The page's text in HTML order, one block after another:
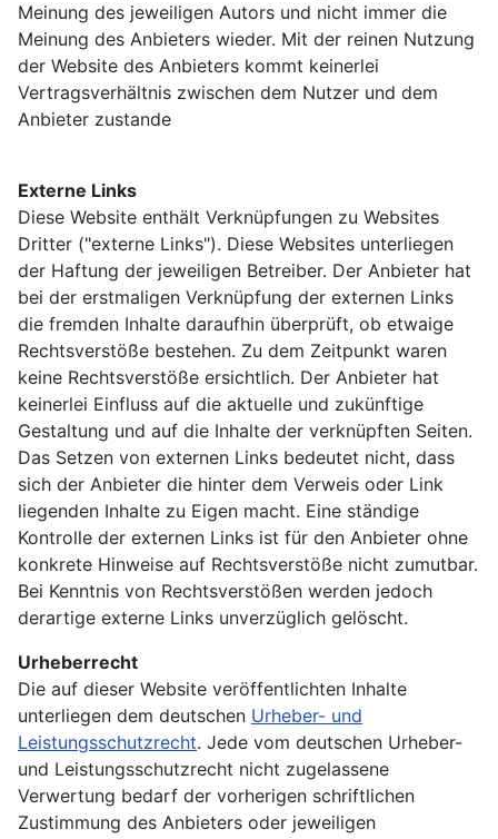
Meinung des jeweiligen Autors und nicht immer die
Meinung des Anbieters wieder. Mit der reinen Nutzung
der Website des Anbieters kommt keinerlei
Vertragsverhältnis zwischen dem Nutzer und dem
Anbieter zustande
Externe Links
Diese Website enthält Verknüpfungen zu Websites
Dritter ("externe Links"). Diese Websites unterliegen
der Haftung der jeweiligen Betreiber. Der Anbieter hat
bei der erstmaligen Verknüpfung der externen Links
die fremden Inhalte daraufhin überprüft, ob etwaige
Rechtsverstöße bestehen. Zu dem Zeitpunkt waren
keine Rechtsverstöße ersichtlich. Der Anbieter hat
keinerlei Einfluss auf die aktuelle und zukünftige
Gestaltung und auf die Inhalte der verknüpften Seiten.
Das Setzen von externen Links bedeutet nicht, dass
sich der Anbieter die hinter dem Verweis oder Link
liegenden Inhalte zu Eigen macht. Eine ständige
Kontrolle der externen Links ist für den Anbieter ohne
konkrete Hinweise auf Rechtsverstöße nicht zumutbar.
Bei Kenntnis von Rechtsverstößen werden jedoch
derartige externe Links unverzüglich gelöscht.
Urheberrecht
Die auf dieser Website veröffentlichten Inhalte
unterliegen dem deutschen Urheber- und
Leistungsschutzrecht. Jede vom deutschen Urheber-
und Leistungsschutzrecht nicht zugelassene
Verwertung bedarf der vorherigen schriftlichen
Zustimmung des Anbieters oder jeweiligen